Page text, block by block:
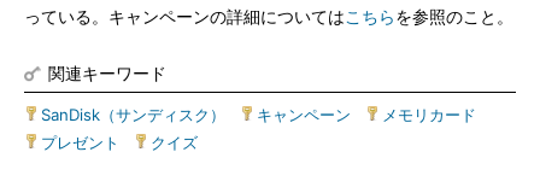
っている。キャンペーンの詳細についてはこちらを参照のこと。
関連キーワード
SanDisk（サンディスク） キャンペーン メモリカード
プレゼント
クイズ